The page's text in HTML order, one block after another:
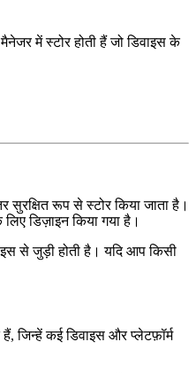
में स्टोर होती हैं जो डिवाइस के
रूप से स्टोर किया जाता है।
डिज़ाइन किया गया है।
से जुड़ी होती है। यदि आप किसी
जिन्हें कई डिवाइस और प्लेटफ़ॉर्म